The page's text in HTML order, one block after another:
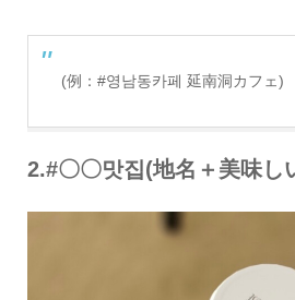
(例：#영남동카페 延南洞カフェ)
2.#〇〇맛집(地名＋美味し